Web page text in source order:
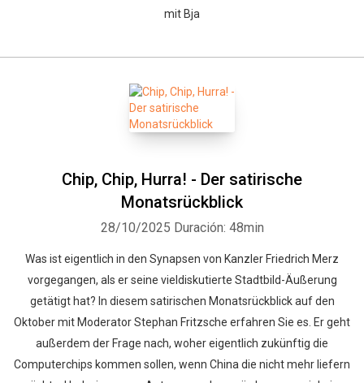
mit Bja
Chip, Chip, Hurra! - Der satirische
Monatsrückblick
28/10/2025 Duración: 48min
Was ist eigentlich in den Synapsen von Kanzler Friedrich Merz
vorgegangen, als er seine vieldiskutierte Stadtbild-Äußerung
getätigt hat? In diesem satirischen Monatsrückblick auf den
Oktober mit Moderator Stephan Fritzsche erfahren Sie es. Er geht
außerdem der Frage nach, woher eigentlich zukünftig die
Computerchips kommen sollen, wenn China die nicht mehr liefern